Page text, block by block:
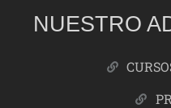
NUESTRO